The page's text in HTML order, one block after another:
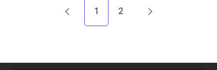
1 2